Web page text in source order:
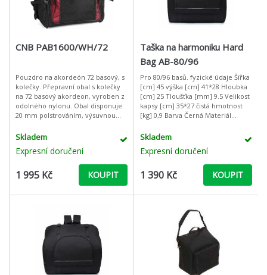
CNB PAB1600/WH/72
Pouzdro na akordeón 72 basový, s
kolečky. Přepravní obal s kolečky
na 72 basový akordeon, vyroben z
odolného nylonu. Obal disponuje
20 mm polstrováním, výsuvnou
rukojetí na přenos, pevným zip
Skladem
Expresní doručení
1 995 Kč KOUPIT
Taška na harmoniku Hard
Bag AB-80/96
Pro 80/96 basů. fyzické údaje Šířka
[cm] 45 výška [cm] 41*28 Hloubka
[cm] 25 Tloušťka [mm] 9.5 Velikost
kapsy [cm] 35*27 čistá hmotnost
[kg] 0,9 Barva Černá Materiál
Skladem
Expresní doručení
1 390 Kč KOUPIT